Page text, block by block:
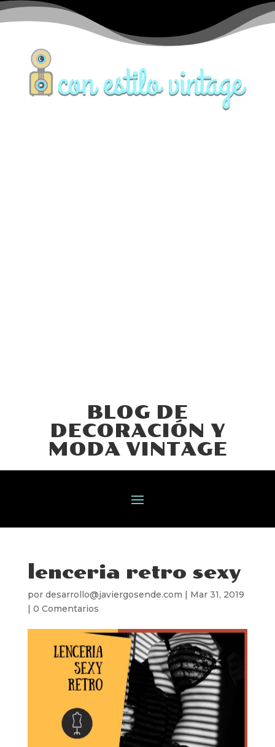
BLOG DE
DECORACIÓN Y
MODA VINTAGE
lenceria retro sexy
por desarrollo@javiergosende.com | Mar 31, 2019
| 0 Comentarios